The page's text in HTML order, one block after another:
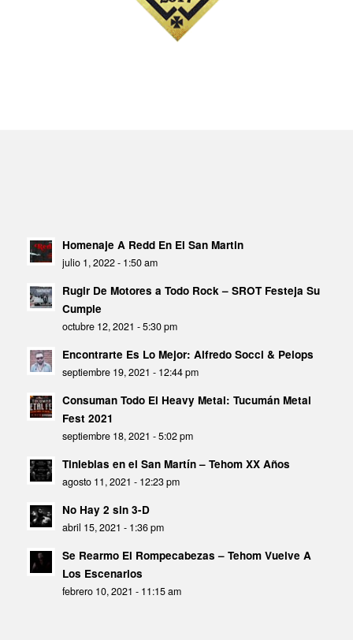
Homenaje A Redd En El San Martin
julio 1, 2022 - 1:50 am
Rugir De Motores a Todo Rock – SROT Festeja Su
Cumple
octubre 12, 2021 - 5:30 pm
Encontrarte Es Lo Mejor: Alfredo Socci & Pelops
septiembre 19, 2021 - 12:44 pm
Consuman Todo El Heavy Metal: Tucumán Metal
Fest 2021
septiembre 18, 2021 - 5:02 pm
Tinieblas en el San Martín – Tehom XX Años
agosto 11, 2021 - 12:23 pm
No Hay 2 sin 3-D
abril 15, 2021 - 1:36 pm
Se Rearmo El Rompecabezas – Tehom Vuelve A
Los Escenarios
febrero 10, 2021 - 11:15 am